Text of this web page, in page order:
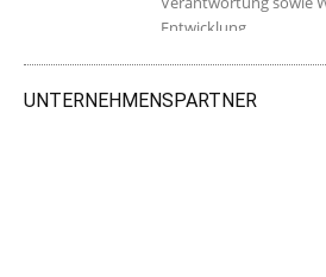
Entwicklung.
UNTERNEHMENSPARTNER